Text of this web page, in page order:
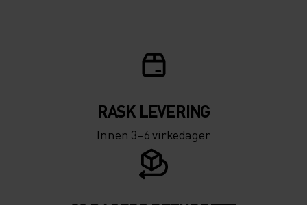
RASK LEVERING
Innen 3–6 virkedager